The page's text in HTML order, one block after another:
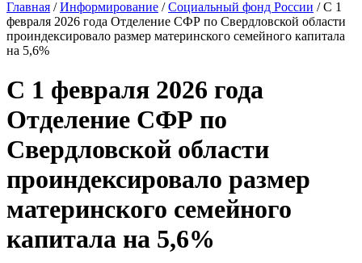
Главная /Информирование /Социальный фонд России /С 1
февраля 2026 года Отделение СФР по Свердловской области
проиндексировало размер материнского семейного капитала
на 5,6%
С 1 февраля 2026 года
Отделение СФР по
Свердловской области
проиндексировало размер
материнского семейного
капитала на 5,6%